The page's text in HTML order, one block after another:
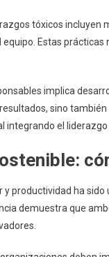
tóxicos
Estas
implica
sino
integrando el
productividad ha
demuestra que